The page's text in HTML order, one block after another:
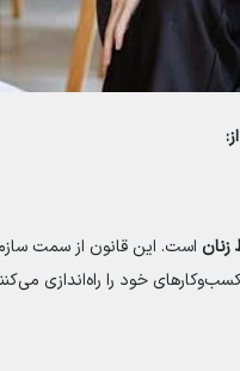
است. این قانون از سمت
خود را راه‌اندازی